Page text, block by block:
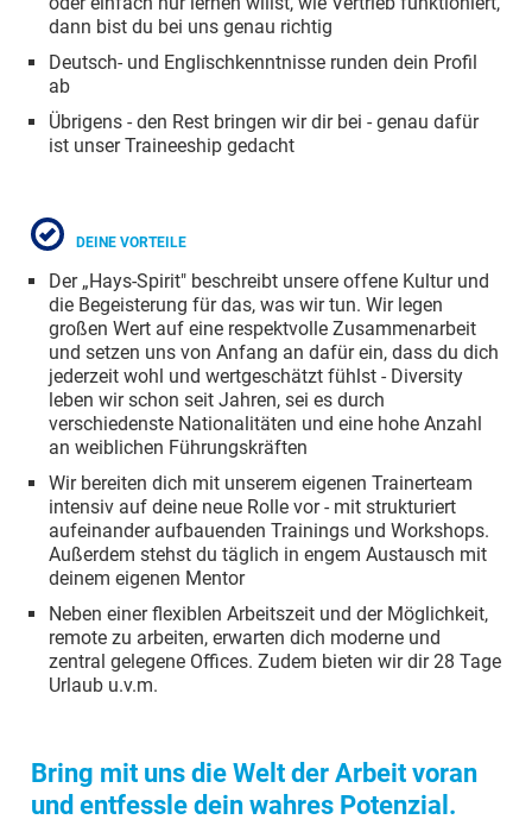
dann bist du bei uns genau richtig
Deutsch- und Englischkenntnisse runden dein Profil
ab
Übrigens - den Rest bringen wir dir bei - genau dafür
ist unser Traineeship gedacht
DEINE VORTEILE
Der „Hays-Spirit" beschreibt unsere offene Kultur und
die Begeisterung für das, was wir tun. Wir legen
großen Wert auf eine respektvolle Zusammenarbeit
und setzen uns von Anfang an dafür ein, dass du dich
jederzeit wohl und wertgeschätzt fühlst - Diversity
leben wir schon seit Jahren, sei es durch
verschiedenste Nationalitäten und eine hohe Anzahl
an weiblichen Führungskräften
Wir bereiten dich mit unserem eigenen Trainerteam
intensiv auf deine neue Rolle vor - mit strukturiert
aufeinander aufbauenden Trainings und Workshops.
Außerdem stehst du täglich in engem Austausch mit
deinem eigenen Mentor
Neben einer flexiblen Arbeitszeit und der Möglichkeit,
remote zu arbeiten, erwarten dich moderne und
zentral gelegene Offices. Zudem bieten wir dir 28 Tage
Urlaub u.v.m.
Bring mit uns die Welt der Arbeit voran
und entfessle dein wahres Potenzial.